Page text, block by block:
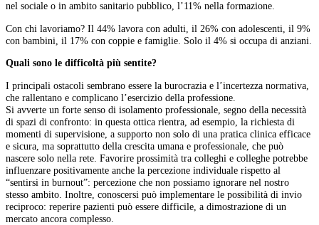
nel sociale o in ambito sanitario pubblico, l’11% nella formazione.
Con chi lavoriamo? Il 44% lavora con adulti, il 26% con adolescenti, il 9%
con bambini, il 17% con coppie e famiglie. Solo il 4% si occupa di anziani.
Quali sono le difficoltà più sentite?
I principali ostacoli sembrano essere la burocrazia e l’incertezza normativa,
che rallentano e complicano l’esercizio della professione.
Si avverte un forte senso di isolamento professionale, segno della necessità
di spazi di confronto: in questa ottica rientra, ad esempio, la richiesta di
momenti di supervisione, a supporto non solo di una pratica clinica efficace
e sicura, ma soprattutto della crescita umana e professionale, che può
nascere solo nella rete. Favorire prossimità tra colleghi e colleghe potrebbe
influenzare positivamente anche la percezione individuale rispetto al
“sentirsi in burnout”: percezione che non possiamo ignorare nel nostro
stesso ambito. Inoltre, conoscersi può implementare le possibilità di invio
reciproco: reperire pazienti può essere difficile, a dimostrazione di un
mercato ancora complesso.